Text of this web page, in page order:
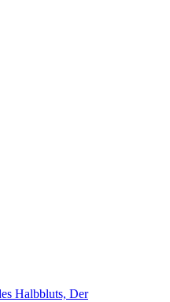
Halbbluts, Der